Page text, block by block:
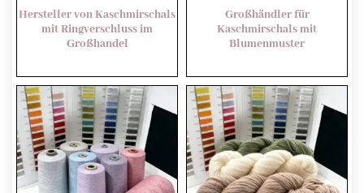
Hersteller von Kaschmirschals
mit Ringverschluss im
Großhandel
Großhändler für
Kaschmirschals mit
Blumenmuster